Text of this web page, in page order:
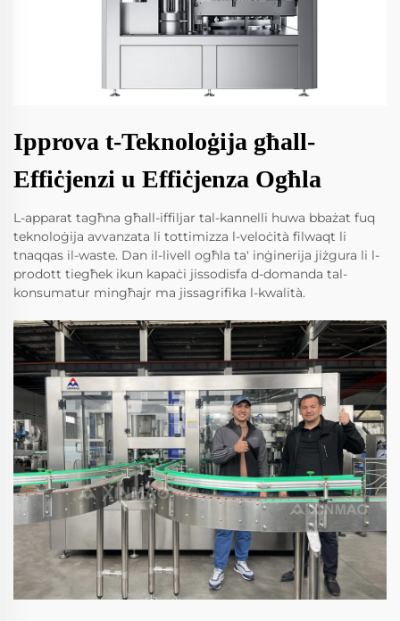
Ipprova t-Teknoloġija għall-
Effiċjenzi u Effiċjenza Ogħla
L-apparat tagħna għall-iffiljar tal-kannelli huwa bbażat fuq
teknoloġija avvanzata li tottimizza l-veloċità filwaqt li
tnaqqas il-waste. Dan il-livell ogħla ta' inġinerija jiżgura li l-
prodott tiegħek ikun kapaċi jissodisfa d-domanda tal-
konsumatur mingħajr ma jissagrifika l-kwalità.